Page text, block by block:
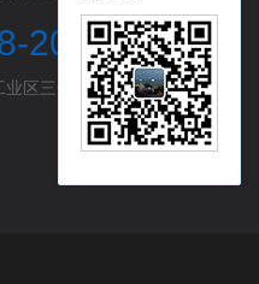
2033-8668
业区三号路